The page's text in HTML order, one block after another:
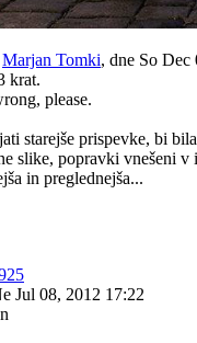
Marjan Tomki, dne So Dec
krat.
please.
starejše prispevke, bi
slike, popravki vnešeni v
in preglednejša...
Jul 08, 2012 17:22